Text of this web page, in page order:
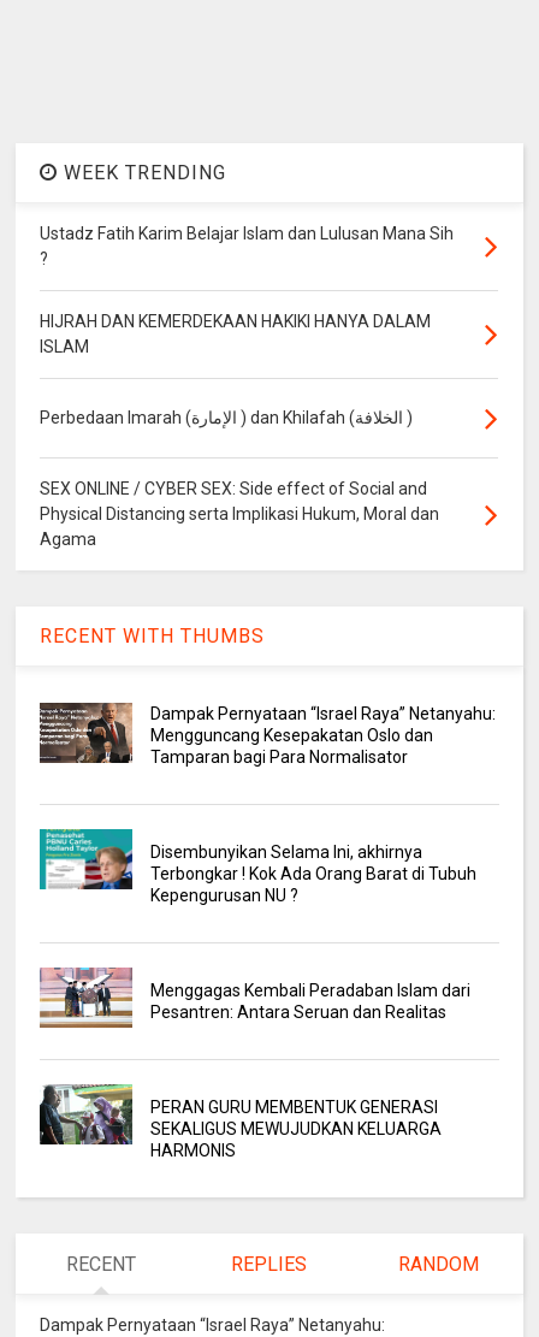
WEEK TRENDING
Ustadz Fatih Karim Belajar Islam dan Lulusan Mana Sih
?
HIJRAH DAN KEMERDEKAAN HAKIKI HANYA DALAM
ISLAM
Perbedaan Imarah (الإمارة ) dan Khilafah (الخلافة )
SEX ONLINE / CYBER SEX: Side effect of Social and
Physical Distancing serta Implikasi Hukum, Moral dan
Agama
RECENT WITH THUMBS
Dampak Pernyataan “Israel Raya” Netanyahu:
Mengguncang Kesepakatan Oslo dan
Tamparan bagi Para Normalisator
Disembunyikan Selama Ini, akhirnya
Terbongkar ! Kok Ada Orang Barat di Tubuh
Kepengurusan NU ?
Menggagas Kembali Peradaban Islam dari
Pesantren: Antara Seruan dan Realitas
PERAN GURU MEMBENTUK GENERASI
SEKALIGUS MEWUJUDKAN KELUARGA
HARMONIS
RECENT REPLIES RANDOM
Dampak Pernyataan “Israel Raya” Netanyahu: